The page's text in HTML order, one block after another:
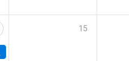
15